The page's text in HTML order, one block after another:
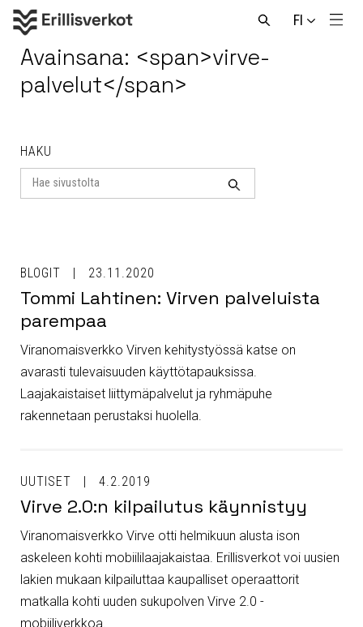
FI
Avaa
Avainsana: <span>virve-
palvelut</span>
HAKU
Search
for
Haku
BLOGIT 23.11.2020
Tommi Lahtinen: Virven palveluista
parempaa
Viranomaisverkko Virven kehitystyössä katse on
avarasti tulevaisuuden käyttötapauksissa.
Laajakaistaiset liittymäpalvelut ja ryhmäpuhe
rakennetaan perustaksi huolella.
UUTISET 4.2.2019
Virve 2.0:n kilpailutus käynnistyy
Viranomaisverkko Virve otti helmikuun alusta ison
askeleen kohti mobiililaajakaistaa. Erillisverkot voi uusien
lakien mukaan kilpailuttaa kaupalliset operaattorit
matkalla kohti uuden sukupolven Virve 2.0 -
mobiiliverkkoa.